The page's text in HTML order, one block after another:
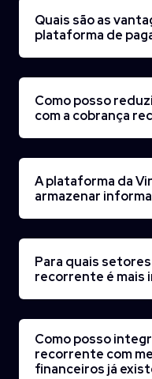
Quais são as
plataforma de
Como posso
com a cobrança
A plataforma da
armazenar
Para quais
recorrente é mais
Como posso
recorrente com
financeiros já